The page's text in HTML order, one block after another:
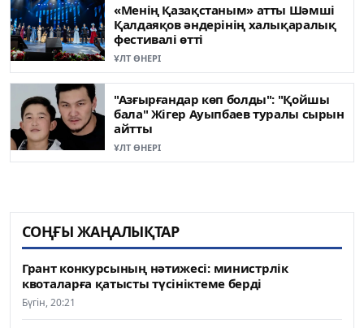
«Менің Қазақстаным» атты Шәмші
Қалдаяқов әндерінің халықаралық
фестивалі өтті
ҰЛТ ӨНЕРІ
"Азғырғандар көп болды": "Қойшы
бала" Жігер Ауыпбаев туралы сырын
айтты
ҰЛТ ӨНЕРІ
СОҢҒЫ ЖАҢАЛЫҚТАР
Грант конкурсының нәтижесі: министрлік
квоталарға қатысты түсініктеме берді
Бүгін, 20:21